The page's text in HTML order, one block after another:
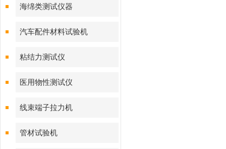
海绵类测试仪器
汽车配件材料试验机
粘结力测试仪
医用物性测试仪
线束端子拉力机
管材试验机